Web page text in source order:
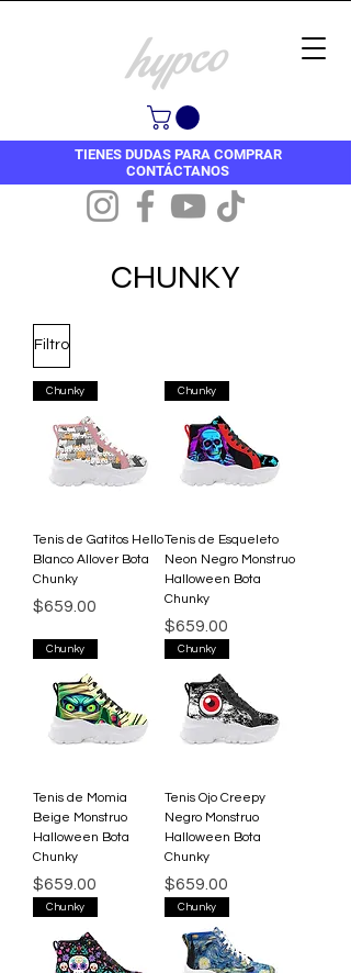
TIENES DUDAS PARA COMPRAR
CONTÁCTANOS
CHUNKY
Filtro
Chunky
Tenis de Gatitos Hello
Blanco Allover Bota
Chunky
Precio
$659.00
Chunky
Tenis de Esqueleto
Neon Negro Monstruo
Halloween Bota
Chunky
Precio
$659.00
Chunky
Tenis de Momia
Beige Monstruo
Halloween Bota
Chunky
Precio
$659.00
Chunky
Tenis Ojo Creepy
Negro Monstruo
Halloween Bota
Chunky
Precio
$659.00
Chunky Chunky